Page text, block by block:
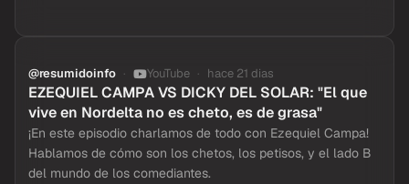
@resumidoinfo YouTube hace 21 dias
EZEQUIEL CAMPA VS DICKY DEL SOLAR: "El que
vive en Nordelta no es cheto, es de grasa"
¡En este episodio charlamos de todo con Ezequiel Campa!
Hablamos de cómo son los chetos, los petisos, y el lado B
del mundo de los comediantes.